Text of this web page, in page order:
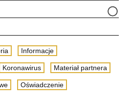
Informacje
Koronawirus Materiał partnera
Oświadczenie